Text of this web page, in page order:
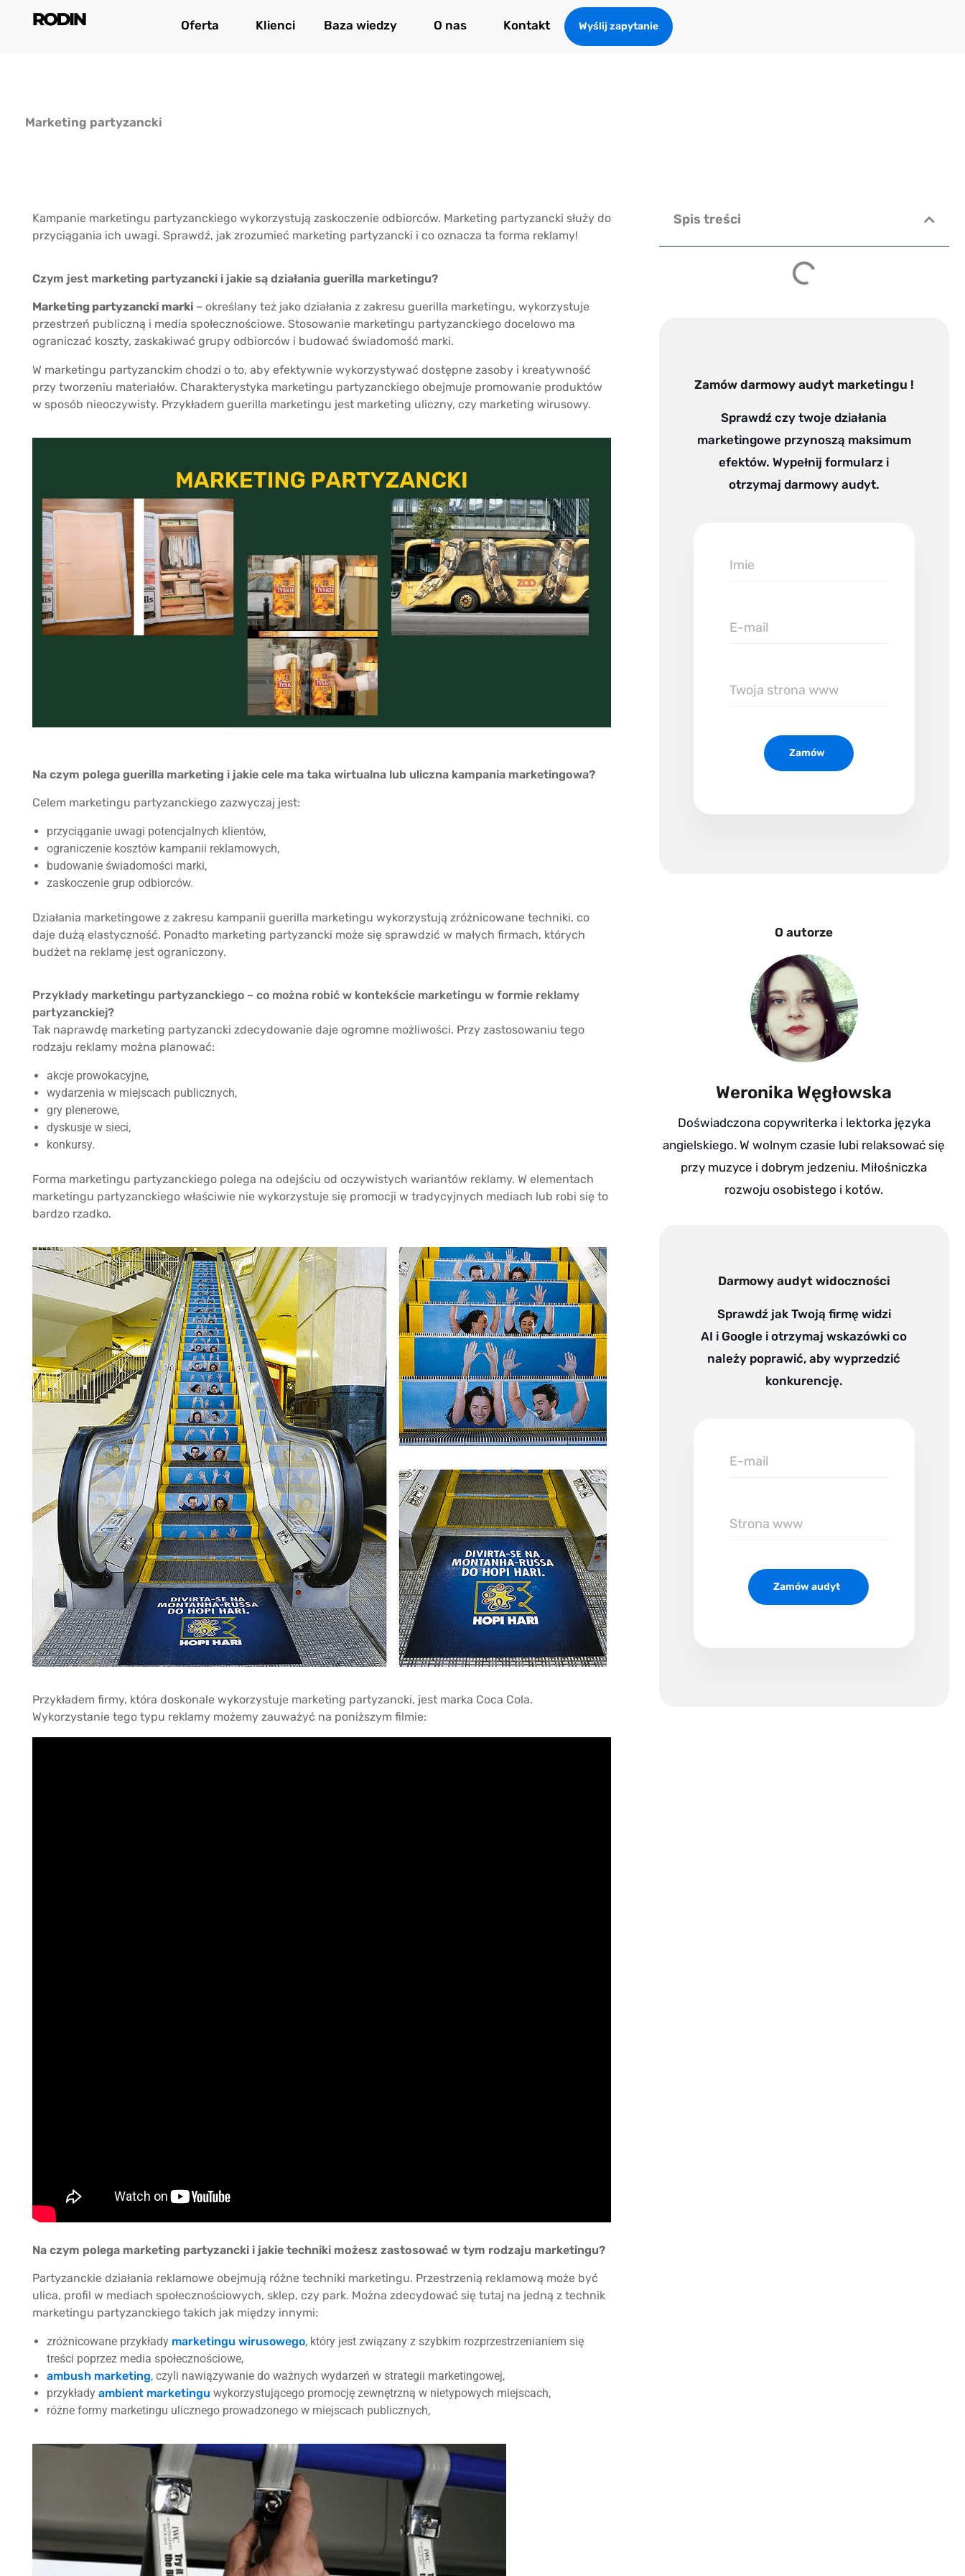
Przejdź
Oferta Klienci Baza wiedzy O nas Kontakt Wyślij zapytanie
Marketing partyzancki
Kampanie marketingu partyzanckiego wykorzystują zaskoczenie odbiorców. Marketing partyzancki służy do
przyciągania ich uwagi. Sprawdź, jak zrozumieć marketing partyzancki i co oznacza ta forma reklamy!
Czym jest marketing partyzancki i jakie są działania guerilla marketingu?
Marketing partyzancki marki – określany też jako działania z zakresu guerilla marketingu, wykorzystuje
przestrzeń publiczną i media społecznościowe. Stosowanie marketingu partyzanckiego docelowo ma
ograniczać koszty, zaskakiwać grupy odbiorców i budować świadomość marki.
W marketingu partyzanckim chodzi o to, aby efektywnie wykorzystywać dostępne zasoby i kreatywność
przy tworzeniu materiałów. Charakterystyka marketingu partyzanckiego obejmuje promowanie produktów
w sposób nieoczywisty. Przykładem guerilla marketingu jest marketing uliczny, czy marketing wirusowy.
Na czym polega guerilla marketing i jakie cele ma taka wirtualna lub uliczna kampania marketingowa?
Celem marketingu partyzanckiego zazwyczaj jest:
przyciąganie uwagi potencjalnych klientów,
ograniczenie kosztów kampanii reklamowych,
budowanie świadomości marki,
zaskoczenie grup odbiorców.
Działania marketingowe z zakresu kampanii guerilla marketingu wykorzystują zróżnicowane techniki, co
daje dużą elastyczność. Ponadto marketing partyzancki może się sprawdzić w małych firmach, których
budżet na reklamę jest ograniczony.
Przykłady marketingu partyzanckiego – co można robić w kontekście marketingu w formie reklamy
partyzanckiej?
Tak naprawdę marketing partyzancki zdecydowanie daje ogromne możliwości. Przy zastosowaniu tego
rodzaju reklamy można planować:
akcje prowokacyjne,
wydarzenia w miejscach publicznych,
gry plenerowe,
dyskusje w sieci,
konkursy.
Forma marketingu partyzanckiego polega na odejściu od oczywistych wariantów reklamy. W elementach
marketingu partyzanckiego właściwie nie wykorzystuje się promocji w tradycyjnych mediach lub robi się to
bardzo rzadko.
Przykładem firmy, która doskonale wykorzystuje marketing partyzancki, jest marka Coca Cola.
Wykorzystanie tego typu reklamy możemy zauważyć na poniższym filmie:
Na czym polega marketing partyzancki i jakie techniki możesz zastosować w tym rodzaju marketingu?
Partyzanckie działania reklamowe obejmują różne techniki marketingu. Przestrzenią reklamową może być
ulica, profil w mediach społecznościowych, sklep, czy park. Można zdecydować się tutaj na jedną z technik
marketingu partyzanckiego takich jak między innymi:
zróżnicowane przykłady marketingu wirusowego, który jest związany z szybkim rozprzestrzenianiem się
treści poprzez media społecznościowe,
ambush marketing, czyli nawiązywanie do ważnych wydarzeń w strategii marketingowej,
przykłady ambient marketingu wykorzystującego promocję zewnętrzną w nietypowych miejscach,
różne formy marketingu ulicznego prowadzonego w miejscach publicznych,
Spis treści
Zamów darmowy audyt marketingu !
Sprawdź czy twoje działania
marketingowe przynoszą maksimum
efektów. Wypełnij formularz i
otrzymaj darmowy audyt.
Imie
E-
Twoja
Zamów
O autorze
Weronika Węgłowska
Doświadczona copywriterka i lektorka języka
angielskiego. W wolnym czasie lubi relaksować się
przy muzyce i dobrym jedzeniu. Miłośniczka
rozwoju osobistego i kotów.
Darmowy audyt widoczności
Sprawdź jak Twoją firmę widzi
AI i Google i otrzymaj wskazówki co
należy poprawić, aby wyprzedzić
konkurencję.
E-
Zamów audyt